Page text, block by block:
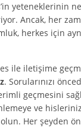
yeteneklerinin
Ancak, her
herkes için
ile iletişime
. Sorularınızı
geçmesini
ve
Her şeyden